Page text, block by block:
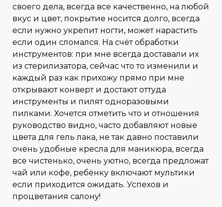
своего дела, всегда все качественно, на любой
вкус и цвет, покрытие носится долго, всегда
если нужно укрепит ногти, может нарастить
если один сломался. На счёт обработки
инструментов: при мне всегда доставали их
из стерилизатора, сейчас что то изменили и
каждый раз как прихожу прямо при мне
открывают конверт и достают оттуда
инструменты и пилят одноразовыми
пилками. Хочется отметить что и отношения
руководство видно, часто добавляют новые
цвета для гель лака, не так давно поставили
очень удобные кресла для маникюра, всегда
все чистенько, очень уютно, всегда предложат
чай или кофе, ребёнку включают мультики
если приходится ожидать. Успехов и
процветания салону!